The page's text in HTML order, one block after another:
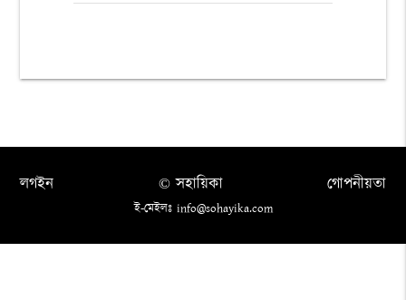
লগইন গোপনীয়তা
© সহায়িকা
ই-মেইলঃ info@sohayika.com